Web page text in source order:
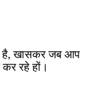
है, खासकर जब आप
कर रहे हों।